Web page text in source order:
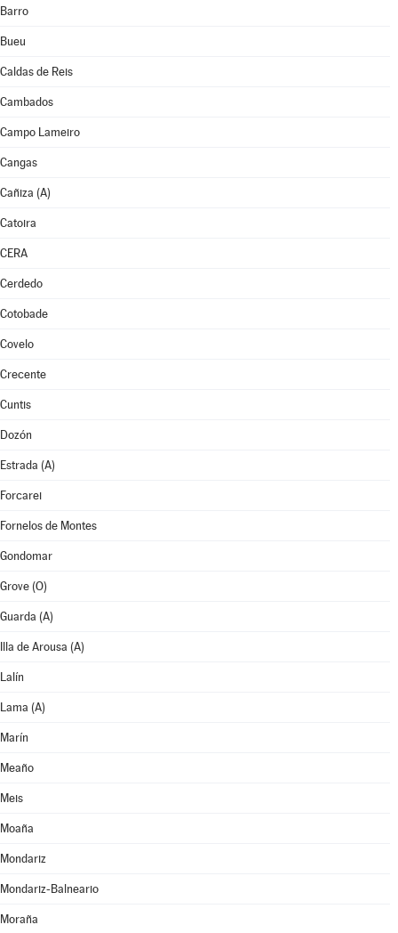
Barro
Bueu
Caldas de Reis
Cambados
Campo Lameiro
Cangas
Cañiza (A)
Catoira
CERA
Cerdedo
Cotobade
Covelo
Crecente
Cuntis
Dozón
Estrada (A)
Forcarei
Fornelos de Montes
Gondomar
Grove (O)
Guarda (A)
Illa de Arousa (A)
Lalín
Lama (A)
Marín
Meaño
Meis
Moaña
Mondariz
Mondariz-Balneario
Moraña